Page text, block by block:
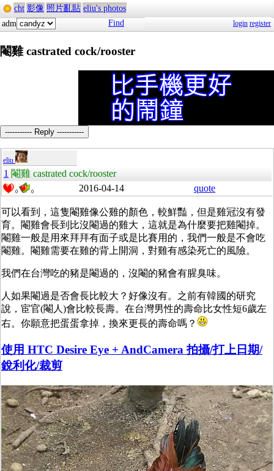
cht 影像 照片亂貼 eliu's photos
adm
Find login register
閹雞 castrated cock/rooster
----------- Reply -----------
eliu
1 閹雞 castrated cock/rooster
0 0 2016-04-14 quote
可以看到，這隻閹雞像公雞的顏色，較鮮豔，但是雞冠沒有發
育。閹雞會長到比沒閹過的雞大，這就是為什麼要把雞閹掉。
閹雞一般是用來拜拜有面子或是比賽用的，我們一般是不會吃
閹雞。閹雞需要在雞的背上開洞，對雞有感染死亡的風險。
我們在台灣吃的豬是閹過的，沒閹的豬會有腥臭味。
人如果閹過是否會長比較大？好像沒有。之前有韓國的研究
說，宦官(閹人)會比較長壽。在台灣男性的壽命比女性短6歲左
右。你願意把蛋蛋拿掉，換來更長的壽命嗎？
使用 HTC Desire Eye + AndCamera 拍攝/打上日期/
銳利化/裁剪